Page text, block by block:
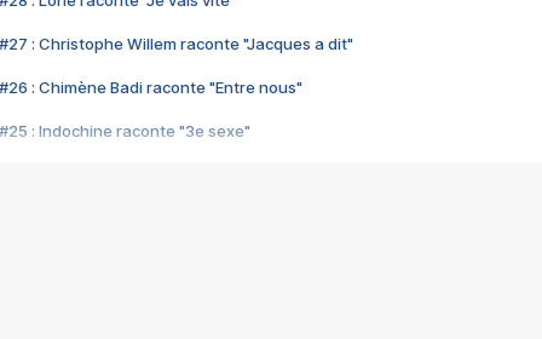
#27 : Christophe Willem raconte "Jacques a dit"
#26 : Chimène Badi raconte "Entre nous"
#25 : Indochine raconte "3e sexe"